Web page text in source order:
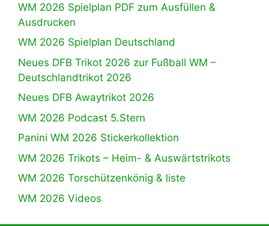
WM 2026 Spielplan PDF zum Ausfüllen &
Ausdrucken
WM 2026 Spielplan Deutschland
Neues DFB Trikot 2026 zur Fußball WM –
Deutschlandtrikot 2026
Neues DFB Awaytrikot 2026
WM 2026 Podcast 5.Stern
Panini WM 2026 Stickerkollektion
WM 2026 Trikots – Heim- & Auswärtstrikots
WM 2026 Torschützenkönig & liste
WM 2026 Videos